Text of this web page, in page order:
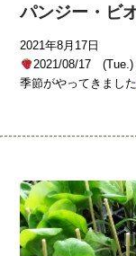
パンジー・ビ
2021年8月17日
2021/08/17
季節がやってきました